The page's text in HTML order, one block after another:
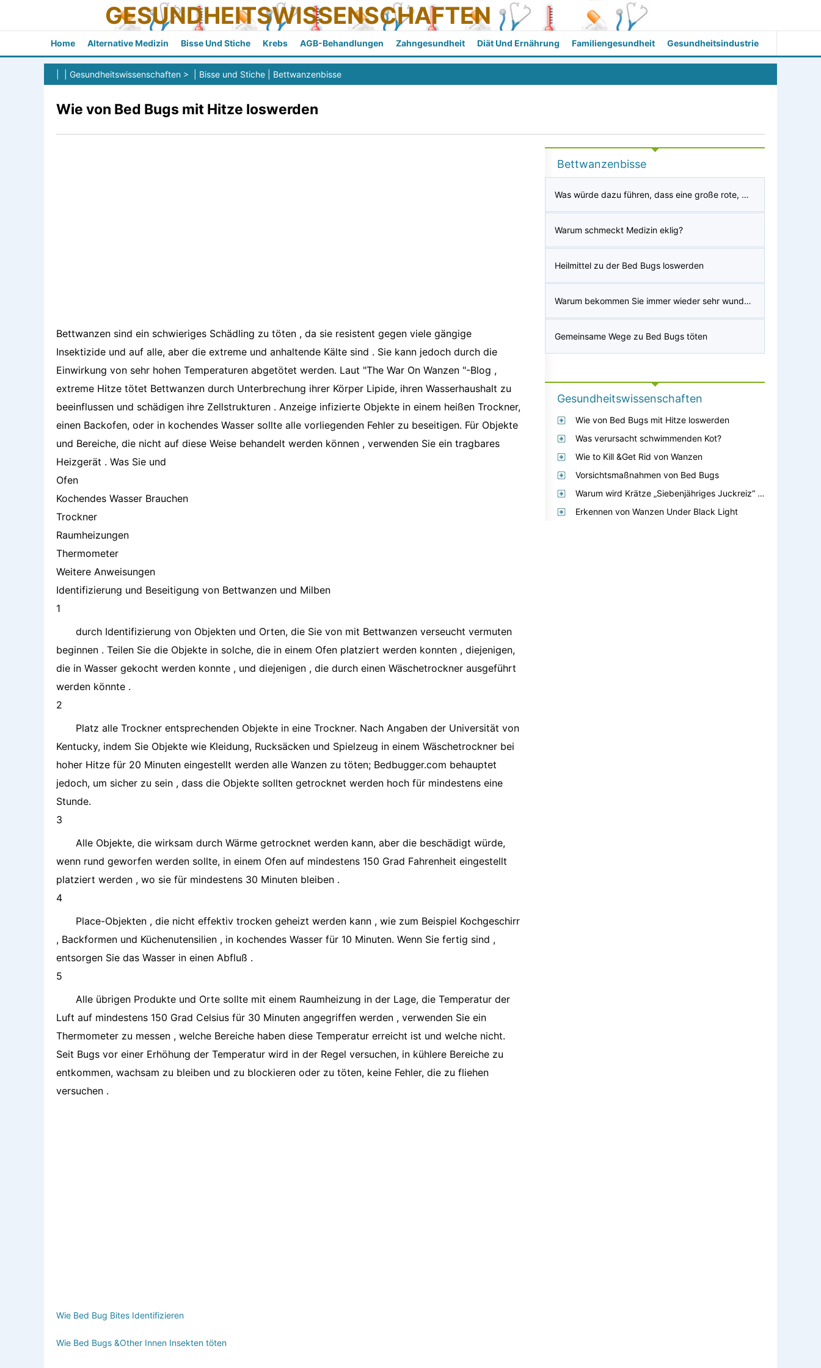
GESUNDHEITSWISSENSCHAFTEN
Home Alternative Medizin Bisse Und Stiche Krebs AGB-Behandlungen Zahngesundheit Diät Und Ernährung Familiengesundheit Gesundheitsindustrie
Gesundheitswissenschaften > | Bisse und Stiche Bettwanzenbisse
Wie von Bed Bugs mit Hitze loswerden
Bettwanzen sind ein schwieriges Schädling zu töten , da sie resistent gegen viele gängige
Insektizide und auf alle, aber die extreme und anhaltende Kälte sind . Sie kann jedoch durch die
Einwirkung von sehr hohen Temperaturen abgetötet werden. Laut "The War On Wanzen "-Blog ,
extreme Hitze tötet Bettwanzen durch Unterbrechung ihrer Körper Lipide, ihren Wasserhaushalt zu
beeinflussen und schädigen ihre Zellstrukturen . Anzeige infizierte Objekte in einem heißen Trockner,
einen Backofen, oder in kochendes Wasser sollte alle vorliegenden Fehler zu beseitigen. Für Objekte
und Bereiche, die nicht auf diese Weise behandelt werden können , verwenden Sie ein tragbares
Heizgerät . Was Sie und
Ofen
Kochendes Wasser Brauchen
Trockner
Raumheizungen
Thermometer
Weitere Anweisungen
Identifizierung und Beseitigung von Bettwanzen und Milben
1
durch Identifizierung von Objekten und Orten, die Sie von mit Bettwanzen verseucht vermuten
beginnen . Teilen Sie die Objekte in solche, die in einem Ofen platziert werden konnten , diejenigen,
die in Wasser gekocht werden konnte , und diejenigen , die durch einen Wäschetrockner ausgeführt
werden könnte .
2
Platz alle Trockner entsprechenden Objekte in eine Trockner. Nach Angaben der Universität von
Kentucky, indem Sie Objekte wie Kleidung, Rucksäcken und Spielzeug in einem Wäschetrockner bei
hoher Hitze für 20 Minuten eingestellt werden alle Wanzen zu töten; Bedbugger.com behauptet
jedoch, um sicher zu sein , dass die Objekte sollten getrocknet werden hoch für mindestens eine
Stunde.
3
Alle Objekte, die wirksam durch Wärme getrocknet werden kann, aber die beschädigt würde,
wenn rund geworfen werden sollte, in einem Ofen auf mindestens 150 Grad Fahrenheit eingestellt
platziert werden , wo sie für mindestens 30 Minuten bleiben .
4
Place-Objekten , die nicht effektiv trocken geheizt werden kann , wie zum Beispiel Kochgeschirr
, Backformen und Küchenutensilien , in kochendes Wasser für 10 Minuten. Wenn Sie fertig sind ,
entsorgen Sie das Wasser in einen Abfluß .
5
Alle übrigen Produkte und Orte sollte mit einem Raumheizung in der Lage, die Temperatur der
Luft auf mindestens 150 Grad Celsius für 30 Minuten angegriffen werden , verwenden Sie ein
Thermometer zu messen , welche Bereiche haben diese Temperatur erreicht ist und welche nicht.
Seit Bugs vor einer Erhöhung der Temperatur wird in der Regel versuchen, in kühlere Bereiche zu
entkommen, wachsam zu bleiben und zu blockieren oder zu töten, keine Fehler, die zu fliehen
versuchen .
Wie Bed Bug Bites Identifizieren
Wie Bed Bugs &Other Innen Insekten töten
Bettwanzenbisse
Was würde dazu führen, dass eine große rote, mit Eiter gefüllte Beule am Oberschenkel oval geformt ist, die mitten in der Nacht aufplatzt und herauskommt?
Warum schmeckt Medizin eklig?
Heilmittel zu der Bed Bugs loswerden
Warum bekommen Sie immer wieder sehr wunde, erbsenförmige Knoten in Ihren Achselhöhlen?
Gemeinsame Wege zu Bed Bugs töten
Gesundheitswissenschaften
Wie von Bed Bugs mit Hitze loswerden
Was verursacht schwimmenden Kot?
Wie to Kill &Get Rid von Wanzen
Vorsichtsmaßnahmen von Bed Bugs
Warum wird Krätze „Siebenjähriges Juckreiz“ genannt?
Erkennen von Wanzen Under Black Light